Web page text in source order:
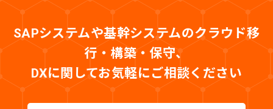
SAPシステムや基幹システムのクラウド移
行・構築・保守、
DXに関してお気軽にご相談ください